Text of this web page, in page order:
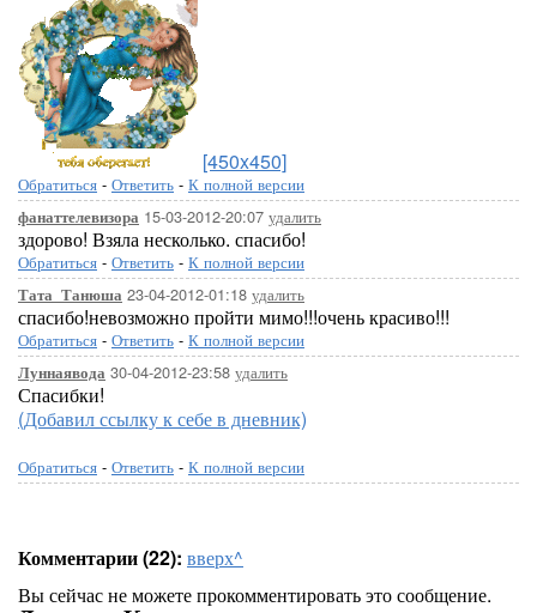
[450x450]
Обратиться - Ответить - К полной версии
фанаттелевизора 15-03-2012-20:07 удалить
здорово! Взяла несколько. спасибо!
Обратиться - Ответить - К полной версии
Тата_Танюша 23-04-2012-01:18 удалить
спасибо!невозможно пройти мимо!!!очень красиво!!!
Обратиться - Ответить - К полной версии
Луннаявода 30-04-2012-23:58 удалить
Спасибки!
(Добавил ссылку к себе в дневник)
Обратиться - Ответить - К полной версии
Комментарии (22): вверх^
Вы сейчас не можете прокомментировать это сообщение.